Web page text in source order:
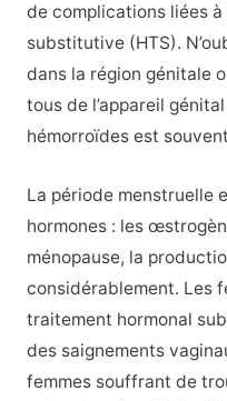
de complications liées à
substitutive (HTS).
dans la région génitale
tous de l’appareil
hémorroïdesest
La période menstruelle
hormones : les
ménopause, la
considérablement. Les
traitement hormonal
des saignements
femmes souffrant de